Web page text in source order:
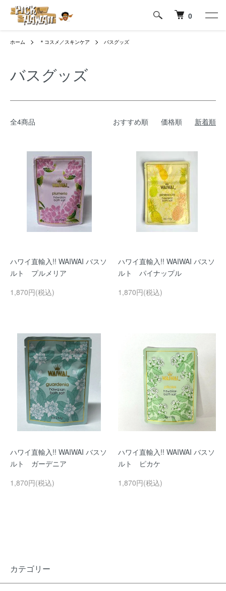
0
ホーム ＊コスメ／スキンケア バスグッズ
バスグッズ
全4商品 おすすめ順 価格順 新着順
ハワイ直輸入!! WAIWAI バスソ
ルト プルメリア
1,870円(税込)
ハワイ直輸入!! WAIWAI バスソ
ルト パイナップル
1,870円(税込)
ハワイ直輸入!! WAIWAI バスソ
ルト ガーデニア
1,870円(税込)
ハワイ直輸入!! WAIWAI バスソ
ルト ピカケ
1,870円(税込)
カテゴリー